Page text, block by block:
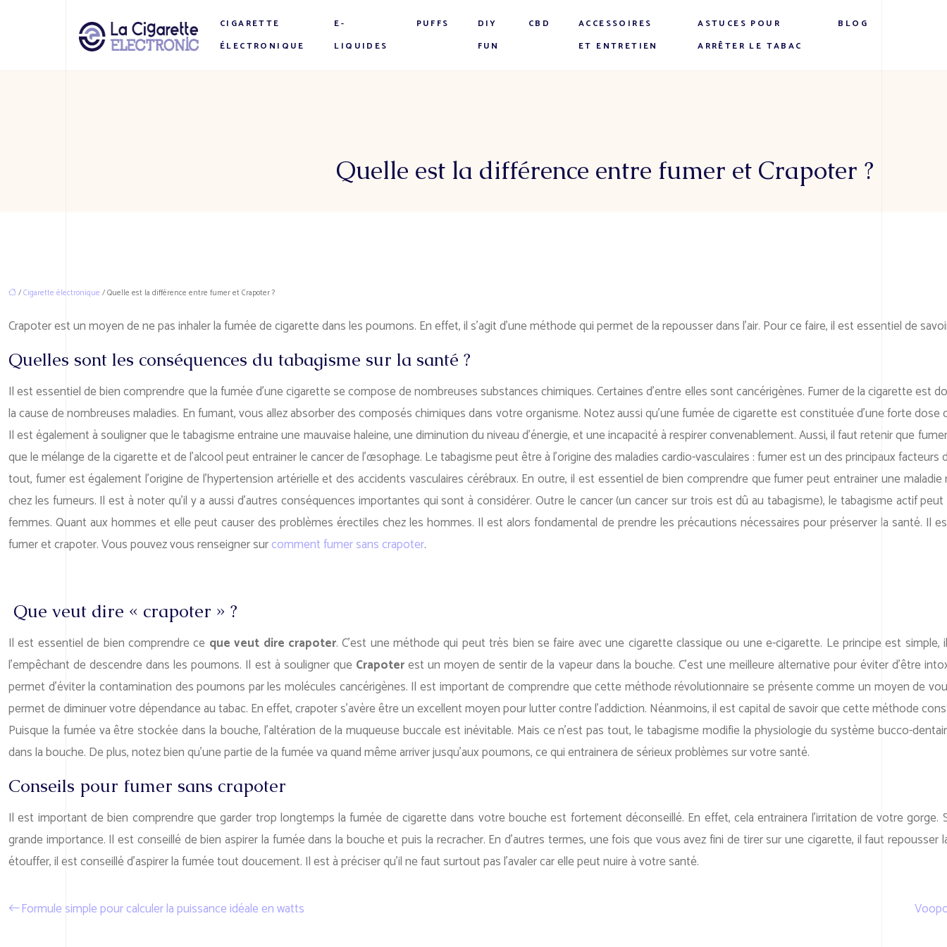
CIGARETTE
ÉLECTRONIQUE
E-
LIQUIDES
PUFFS
DIY
FUN
CBD
ACCESSOIRES
ET ENTRETIEN
ASTUCES POUR
ARRÊTER LE TABAC
BLOG
Quelle est la différence entre fumer et Crapoter ?
/Cigarette électronique / Quelle est la différence entre fumer et Crapoter ?
Crapoter est un moyen de ne pas inhaler la fumée de cigarette dans les poumons. En effet, il s’agit d’une méthode qui permet de la repousser dans l’air. Pour ce faire, il est essentiel de
Quelles sont les conséquences du tabagisme sur la santé ?
Il est essentiel de bien comprendre que la fumée d’une cigarette se compose de nombreuses substances chimiques. Certaines d’entre elles sont cancérigènes. Fumer de la cigarette est
la cause de nombreuses maladies. En fumant, vous allez absorber des composés chimiques dans votre organisme. Notez aussi qu’une fumée de cigarette est constituée d’une forte dose
Il est également à souligner que le tabagisme entraine une mauvaise haleine, une diminution du niveau d’énergie, et une incapacité à respirer convenablement. Aussi, il faut retenir que
que le mélange de la cigarette et de l’alcool peut entrainer le cancer de l’œsophage. Le tabagisme peut être à l’origine des maladies cardio-vasculaires : fumer est un des principaux facteurs
tout, fumer est également l’origine de l’hypertension artérielle et des accidents vasculaires cérébraux. En outre, il est essentiel de bien comprendre que fumer peut entrainer une
chez les fumeurs. Il est à noter qu’il y a aussi d’autres conséquences importantes qui sont à considérer. Outre le cancer (un cancer sur trois est dû au tabagisme), le tabagisme actif
femmes. Quant aux hommes et elle peut causer des problèmes érectiles chez les hommes. Il est alors fondamental de prendre les précautions nécessaires pour préserver la santé. Il
fumer et crapoter. Vous pouvez vous renseigner surcomment fumer sans crapoter.
Que veut dire « crapoter » ?
Il est essentiel de bien comprendre ce que veut dire crapoter. C’est une méthode qui peut très bien se faire avec une cigarette classique ou une e-cigarette. Le principe est
l’empêchant de descendre dans les poumons. Il est à souligner que Crapoterest un moyen de sentir de la vapeur dans la bouche. C’est une meilleure alternative pour éviter d’être
permet d’éviter la contamination des poumons par les molécules cancérigènes. Il est important de comprendre que cette méthode révolutionnaire se présente comme un moyen de
permet de diminuer votre dépendance au tabac. En effet, crapoter s’avère être un excellent moyen pour lutter contre l’addiction. Néanmoins, il est capital de savoir que cette méthode
Puisque la fumée va être stockée dans la bouche, l’altération de la muqueuse buccale est inévitable. Mais ce n’est pas tout, le tabagisme modifie la physiologie du système bucco-
dans la bouche. De plus, notez bien qu’une partie de la fumée va quand même arriver jusqu’aux poumons, ce qui entrainera de sérieux problèmes sur votre santé.
Conseils pour fumer sans crapoter
Il est important de bien comprendre que garder trop longtemps la fumée de cigarette dans votre bouche est fortement déconseillé. En effet, cela entrainera l’irritation de votre gorge.
grande importance. Il est conseillé de bien aspirer la fumée dans la bouche et puis la recracher. En d’autres termes, une fois que vous avez fini de tirer sur une cigarette, il faut repousser
étouffer, il est conseillé d’aspirer la fumée tout doucement. Il est à préciser qu’il ne faut surtout pas l’avaler car elle peut nuire à votre santé.
Formule simple pour calculer la puissance idéale en watts